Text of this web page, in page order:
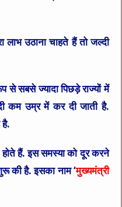
लाभ उठाना चाहते हैं तो जल्दी
से सबसे ज्यादा पिछड़े राज्यों में
कम उम्र में कर दी जाती है.
है.
हैं. इस समस्या को दूर करने
की है. इसका नाम ‘मुख्यमंत्री